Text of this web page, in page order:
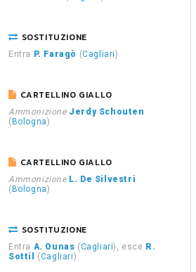
SOSTITUZIONE
Entra P. Faragò (Cagliari)
CARTELLINO GIALLO
Ammonizione Jerdy Schouten
( Bologna)
CARTELLINO GIALLO
Ammonizione L. De Silvestri
( Bologna)
SOSTITUZIONE
Entra A. Ounas (Cagliari), esce R.
Sottil
(Cagliari)